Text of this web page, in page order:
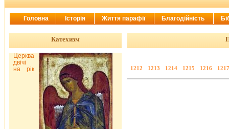
1212 1213 1214 1215 1216 1217
Катехизм
Церква
двічі
на рік
Головна Історія Життя парафії Благодійність